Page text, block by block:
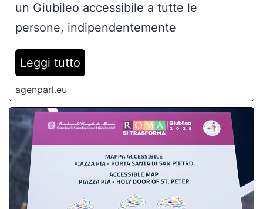
un Giubileo accessibile a tutte le
persone, indipendentemente
Leggi tutto
agenparl.eu